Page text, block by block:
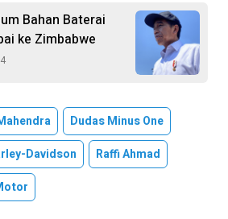
Bahan Baterai
ke Zimbabwe
Dudas Minus One
Davidson
Raffi Ahmad